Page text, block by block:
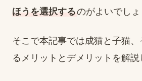
ほうを選択するのがよいでしょ
そこで本記事では成猫と子猫
るメリットとデメリットを解説